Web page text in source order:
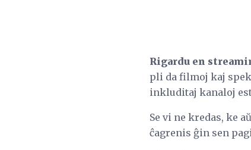
Rigardu en
pli da filmoj kaj
inkluditaj kanaloj
Se vi ne kredas, ke
ĉagrenis ĝin sen